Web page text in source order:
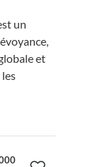
un
et